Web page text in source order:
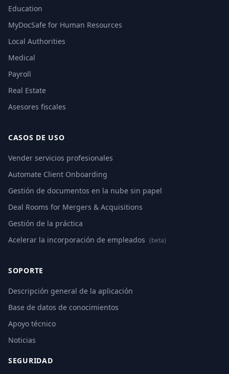
Education
MyDocSafe for Human Resources
Local Authorities
Medical
Payroll
Real Estate
Asesores fiscales
CASOS DE USO
Vender servicios profesionales
Automate Client Onboarding
Gestión de documentos en la nube sin papel
Deal Rooms for Mergers & Acquisitions
Gestión de la práctica
Acelerar la incorporación de empleados (beta)
SOPORTE
Descripción general de la aplicación
Base de datos de conocimientos
Apoyo técnico
Noticias
SEGURIDAD